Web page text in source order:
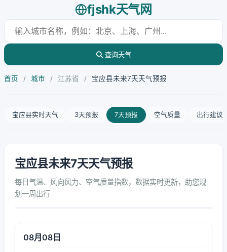
fjshk天气网
查询天气
首页 / 城市 / 江苏省 / 宝应县未来7天天气预报
宝应县实时天气 3天预报 7天预报 空气质量 出行建议
宝应县未来7天天气预报
每日气温、风向风力、空气质量指数，数据实时更新，助您规
划一周出行
08月08日